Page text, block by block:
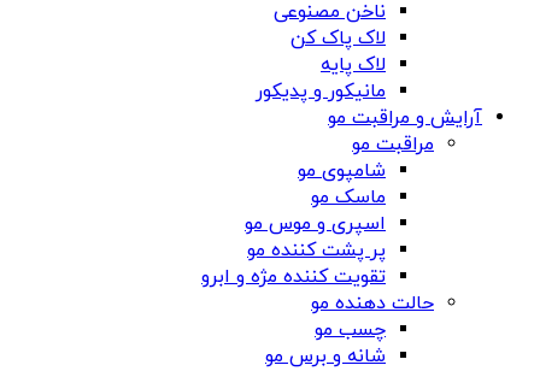
ناخن مصنوعی
لاک پاک کن
لاک پایه
مانیکور و پدیکور
آرایش و مراقبت مو
مراقبت مو
شامپوی مو
ماسک مو
اسپری و موس مو
پر پشت کننده مو
تقویت کننده مژه و ابرو
حالت دهنده مو
چسب مو
شانه‌ و برس مو